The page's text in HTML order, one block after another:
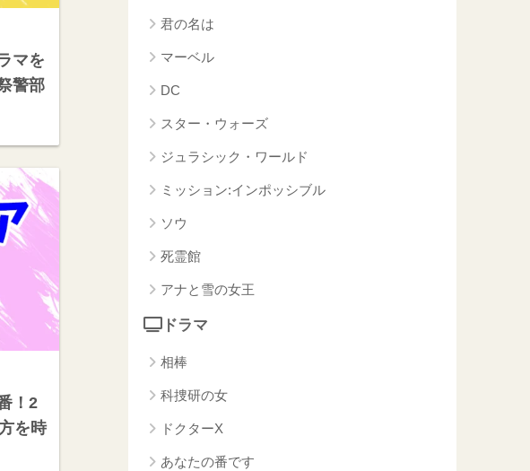
マを
警部
！2
を時
君の名は
マーベル
DC
スター・ウォーズ
ジュラシック・ワールド
ミッション:インポッシブル
ソウ
死霊館
アナと雪の女王
ドラマ
相棒
科捜研の女
ドクターX
あなたの番です